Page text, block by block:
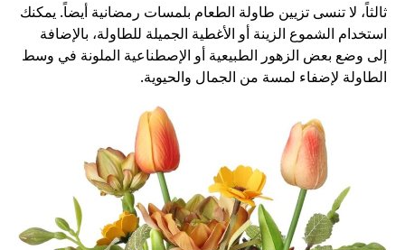
ثالثاً، لا تنسى تزيين طاولة الطعام بلمسات رمضانية أيضاً. يمكنك
استخدام الشموع الزينة أو الأغطية الجميلة للطاولة، بالإضافة
إلى وضع بعض الزهور الطبيعية أو الإصطناعية الملونة في وسط
الطاولة لإضفاء لمسة من الجمال والحيوية.